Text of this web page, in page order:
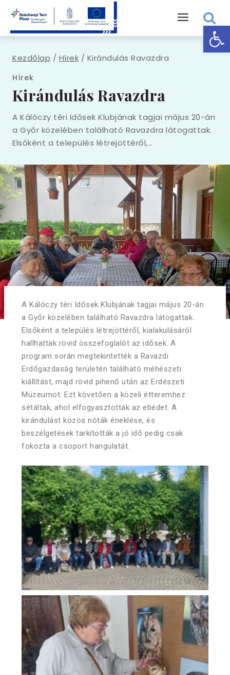
Kezdőlap / Hírek / Kirándulás Ravazdra
Hírek
Kirándulás Ravazdra
A Kálóczy téri Idősek Klubjának tagjai május 20-án
a Győr közelében található Ravazdra látogattak.
Elsőként a település létrejöttéről,…
A Kálóczy téri Idősek Klubjának tagjai május 20-án
a Győr közelében található Ravazdra látogattak.
Elsőként a település létrejöttéről, kialakulásáról
hallhattak rövid összefoglalót az idősek. A
program során megtekintették a Ravazdi
Erdőgazdaság területén található méhészeti
kiállítást, majd rövid pihenő után az Erdészeti
Múzeumot. Ezt követően a közeli étteremhez
sétáltak, ahol elfogyasztották az ebédet. A
kirándulást közös nóták éneklése, és
beszélgetések tarkították a jó idő pedig csak
fokozta a csoport hangulatát.